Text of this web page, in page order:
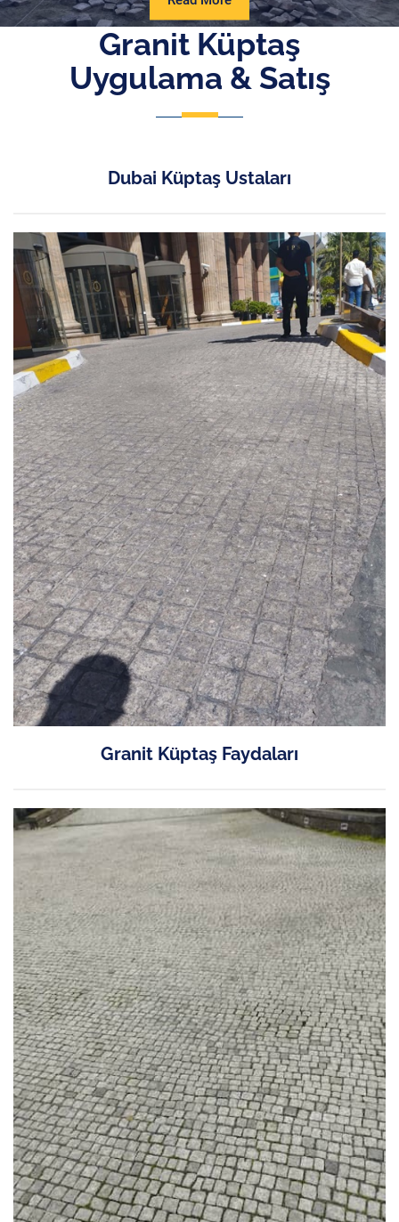
More
Granit Küptaş
Uygulama & Satış
Dubai Küptaş Ustaları
Granit Küptaş Faydaları